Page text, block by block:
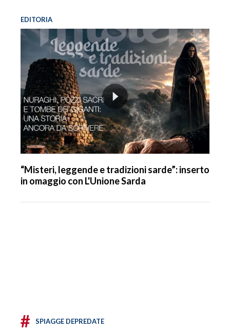
EDITORIA
“Misteri, leggende e tradizioni sarde”: inserto
in omaggio con L'Unione Sarda
# SPIAGGE DEPREDATE